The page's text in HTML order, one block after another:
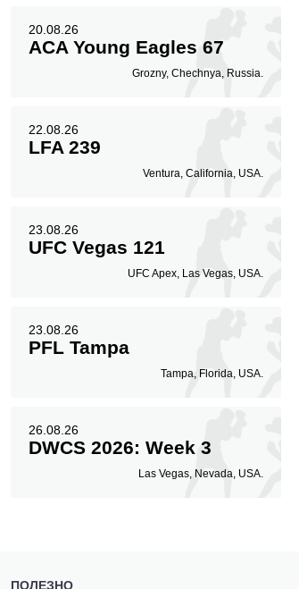
20.08.26
ACA Young Eagles 67
Grozny, Chechnya, Russia.
22.08.26
LFA 239
Ventura, California, USA.
23.08.26
UFC Vegas 121
UFC Apex, Las Vegas, USA.
23.08.26
PFL Tampa
Tampa, Florida, USA.
26.08.26
DWCS 2026: Week 3
Las Vegas, Nevada, USA.
ПОЛЕЗНО